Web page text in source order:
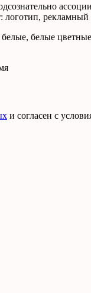
белые цветные
и согласен с